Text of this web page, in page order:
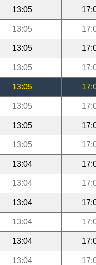
13:05
13:05
13:05
13:05
13:05
13:05
13:05
13:05
13:04
13:04
13:04
13:04
13:04
13:04